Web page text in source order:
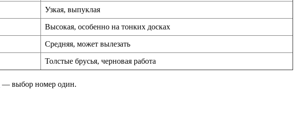
Узкая, выпуклая
Высокая, особенно на тонких досках
Средняя, может вылезать
Толстые брусья, черновая работа
— выбор номер один.